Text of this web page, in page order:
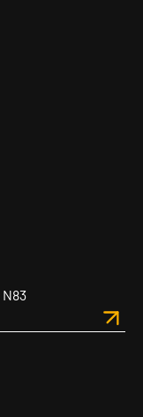
N83